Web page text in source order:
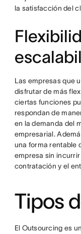
la satisfacción del
Las empresas que
disfrutar de más
ciertas funciones
respondan de
en la demanda del
empresarial.
una forma rentable
empresa sin
contratación y el
Tipos
El Outsourcing es